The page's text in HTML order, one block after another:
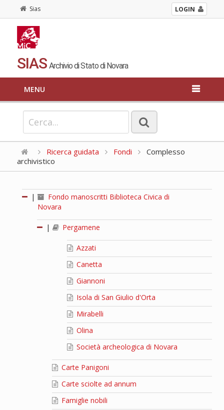
Sias LOGIN
SIAS Archivio di Stato di Novara
MENU
Ricerca guidata Fondi
Complesso
archivistico
|
Fondo manoscritti Biblioteca Civica di
Novara
| Pergamene
Azzati
Canetta
Giannoni
Isola di San Giulio d'Orta
Mirabelli
Olina
Società archeologica di Novara
Carte Panigoni
Carte sciolte ad annum
Famiglie nobili